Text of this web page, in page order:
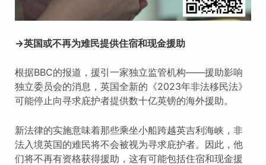
→英国或不再为难民提供住宿和现金援助
根据BBC的报道，援引一家独立监管机构——援助影响
独立委员会的消息，英国全新的《2023年非法移民法》
可能停止向寻求庇护者提供数十亿英镑的海外援助。
新法律的实施意味着那些乘坐小船跨越英吉利海峡，非
法入境英国的难民将不会被视为寻求庇护者。因此，他
们将不再有资格获得援助，这有可能包括住宿和现金援